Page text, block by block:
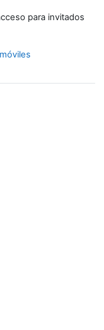
para invitados